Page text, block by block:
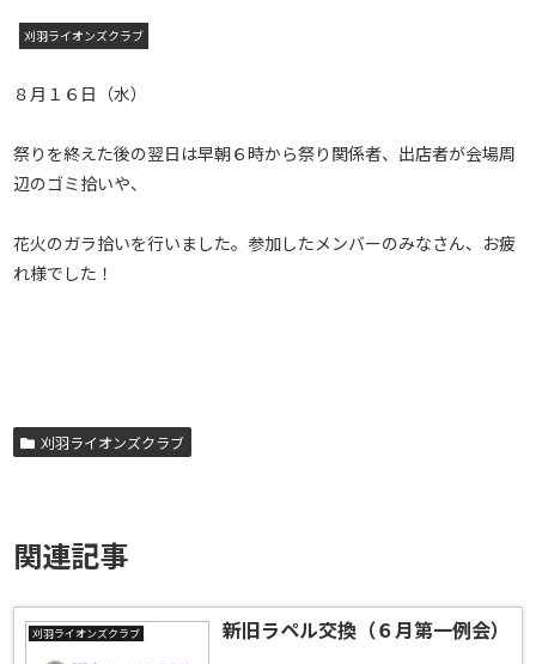
刈羽ライオンズクラブ
８月１６日（水）
祭りを終えた後の翌日は早朝６時から祭り関係者、出店者が会場周
辺のゴミ拾いや、
花火のガラ拾いを行いました。参加したメンバーのみなさん、お疲
れ様でした！
刈羽ライオンズクラブ
関連記事
刈羽ライオンズクラブ 新旧ラペル交換（６月第一例会）